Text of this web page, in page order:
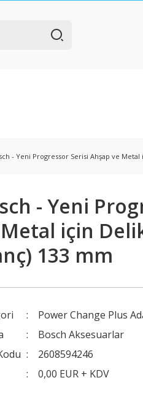
- Yeni Progressor Serisi Ahşap ve
- Yeni
için
133 mm
Power Change Plus
Bosch Aksesuarlar
2608594246
0,00 EUR + KDV